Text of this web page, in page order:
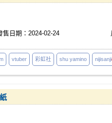
售日期：2024-02-24
vtuber 彩虹社 shu yamino nijisanji